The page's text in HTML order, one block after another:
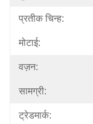
प्रतीक चिन्ह:
मोटाई:
वज़न:
सामग्री:
ट्रेडमार्क: